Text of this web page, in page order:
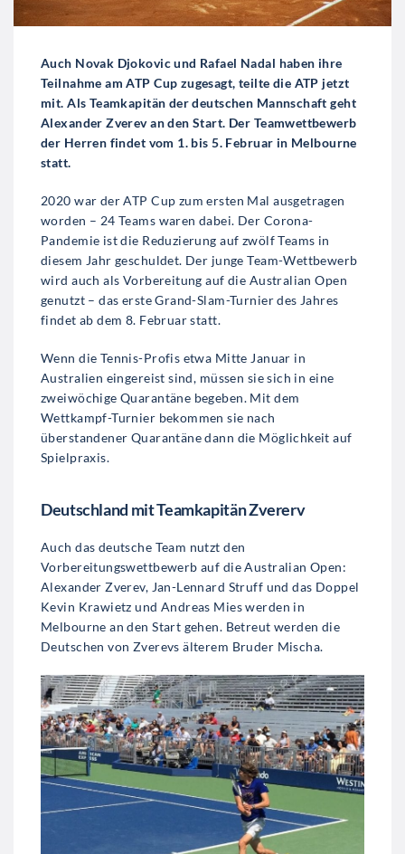
Auch Novak Djokovic und Rafael Nadal haben ihre
Teilnahme am ATP Cup zugesagt, teilte die ATP jetzt
mit. Als Teamkapitän der deutschen Mannschaft geht
Alexander Zverev an den Start. Der Teamwettbewerb
der Herren findet vom 1. bis 5. Februar in Melbourne
statt.
2020 war der ATP Cup zum ersten Mal ausgetragen
worden – 24 Teams waren dabei. Der Corona-
Pandemie ist die Reduzierung auf zwölf Teams in
diesem Jahr geschuldet. Der junge Team-Wettbewerb
wird auch als Vorbereitung auf die Australian Open
genutzt – das erste Grand-Slam-Turnier des Jahres
findet ab dem 8. Februar statt.
Wenn die Tennis-Profis etwa Mitte Januar in
Australien eingereist sind, müssen sie sich in eine
zweiwöchige Quarantäne begeben. Mit dem
Wettkampf-Turnier bekommen sie nach
überstandener Quarantäne dann die Möglichkeit auf
Spielpraxis.
Deutschland mit Teamkapitän Zvererv
Auch das deutsche Team nutzt den
Vorbereitungswettbewerb auf die Australian Open:
Alexander Zverev, Jan-Lennard Struff und das Doppel
Kevin Krawietz und Andreas Mies werden in
Melbourne an den Start gehen. Betreut werden die
Deutschen von Zverevs älterem Bruder Mischa.